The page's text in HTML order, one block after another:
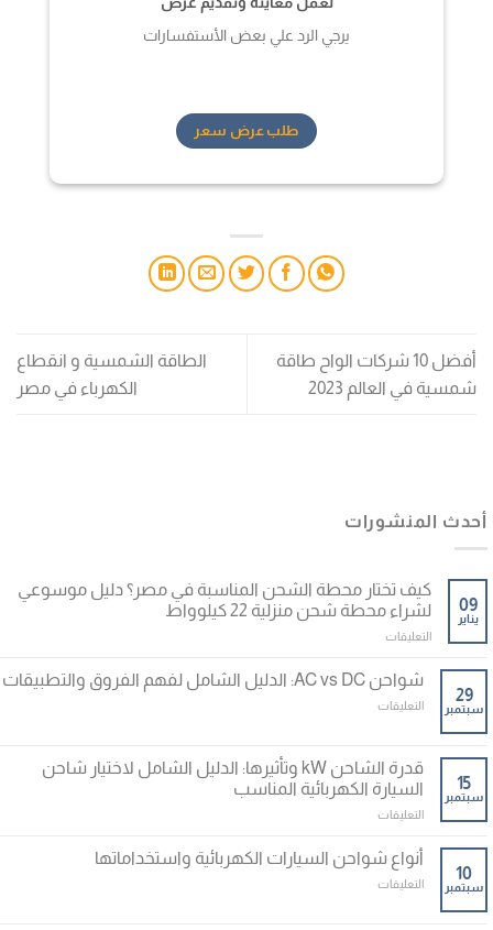
يرجي الرد علي بعض الأستفسارات
طلب عرض سعر
أفضل 10 شركات الواح طاقة
شمسية في العالم 2023
الطاقة الشمسية و انقطاع
الكهرباء في مصر
أحدث المنشورات
09
يناير
كيف تختار محطة الشحن المناسبة في مصر؟ دليل موسوعي
لشراء محطة شحن منزلية 22 كيلوواط
التعليقاتعلى
محطة
الشحن
مصر؟
دليل
موسوعي
لشراء
شحن
منزلية
29
سبتمبر
شواحن AC vs DC: الدليل الشامل لفهم الفروق والتطبيقات
التعليقاتعلى
vs
الدليل
الشامل
الفروق
والتطبيقات
مغلقة
15
سبتمبر
قدرة الشاحن kW وتأثيرها: الدليل الشامل لاختيار شاحن
السيارة الكهربائية المناسب
التعليقاتعلى
الشاحن
kW
وتأثيرها:
10
سبتمبر
أنواع شواحن السيارات الكهربائية واستخداماتها
التعليقاتعلى